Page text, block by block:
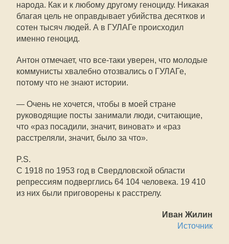
народа. Как и к любому другому геноциду. Никакая
благая цель не оправдывает убийства десятков и
сотен тысяч людей. А в ГУЛАГе происходил
именно геноцид.
Антон отмечает, что все-таки уверен, что молодые
коммунисты хвалебно отозвались о ГУЛАГе,
потому что не знают истории.
— Очень не хочется, чтобы в моей стране
руководящие посты занимали люди, считающие,
что «раз посадили, значит, виноват» и «раз
расстреляли, значит, было за что».
P.S.
С 1918 по 1953 год в Свердловской области
репрессиям подверглись 64 104 человека. 19 410
из них были приговорены к расстрелу.
Иван Жилин
Источник